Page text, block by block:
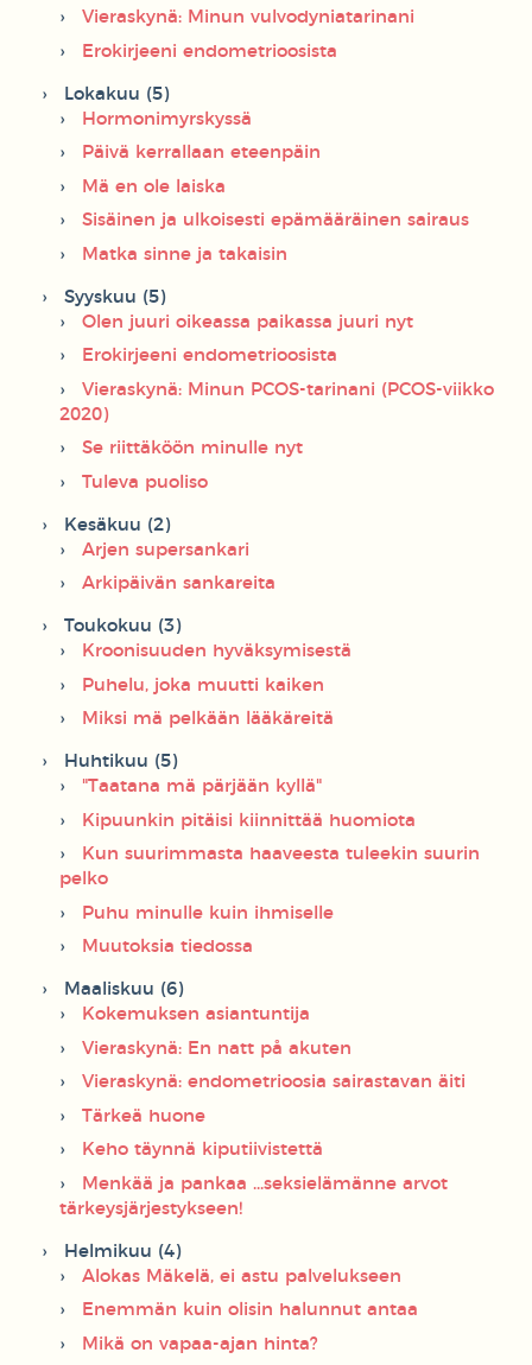
Vieraskynä: Minun vulvodyniatarinani
Erokirjeeni endometrioosista
Lokakuu (5)
Hormonimyrskyssä
Päivä kerrallaan eteenpäin
Mä en ole laiska
Sisäinen ja ulkoisesti epämääräinen sairaus
Matka sinne ja takaisin
Syyskuu (5)
Olen juuri oikeassa paikassa juuri nyt
Erokirjeeni endometrioosista
Vieraskynä: Minun PCOS-tarinani (PCOS-viikko
2020)
Se riittäköön minulle nyt
Tuleva puoliso
Kesäkuu (2)
Arjen supersankari
Arkipäivän sankareita
Toukokuu (3)
Kroonisuuden hyväksymisestä
Puhelu, joka muutti kaiken
Miksi mä pelkään lääkäreitä
Huhtikuu (5)
"Taatana mä pärjään kyllä"
Kipuunkin pitäisi kiinnittää huomiota
Kun suurimmasta haaveesta tuleekin suurin
pelko
Puhu minulle kuin ihmiselle
Muutoksia tiedossa
Maaliskuu (6)
Kokemuksen asiantuntija
Vieraskynä: En natt på akuten
Vieraskynä: endometrioosia sairastavan äiti
Tärkeä huone
Keho täynnä kiputiivistettä
Menkää ja pankaa ...seksielämänne arvot
tärkeysjärjestykseen!
Helmikuu (4)
Alokas Mäkelä, ei astu palvelukseen
Enemmän kuin olisin halunnut antaa
Mikä on vapaa-ajan hinta?